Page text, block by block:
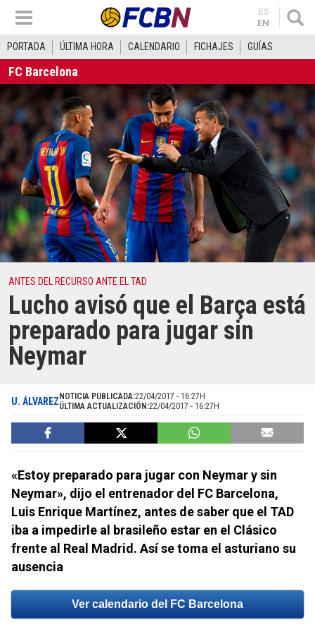
ES
EN
PORTADA ÚLTIMA HORA CALENDARIO FICHAJES GUÍAS
FC Barcelona
ANTES DEL RECURSO ANTE EL TAD
Lucho avisó que el Barça está
preparado para jugar sin
Neymar
U. ÁLVAREZ NOTICIA PUBLICADA:22/04/2017 - 16:27H
ÚLTIMA ACTUALIZACIÓN:22/04/2017 - 16:27H
«Estoy preparado para jugar con Neymar y sin
Neymar», dijo el entrenador del FC Barcelona,
Luis Enrique Martínez, antes de saber que el TAD
iba a impedirle al brasileño estar en el Clásico
frente al Real Madrid. Así se toma el asturiano su
ausencia
Ver calendario del FC Barcelona